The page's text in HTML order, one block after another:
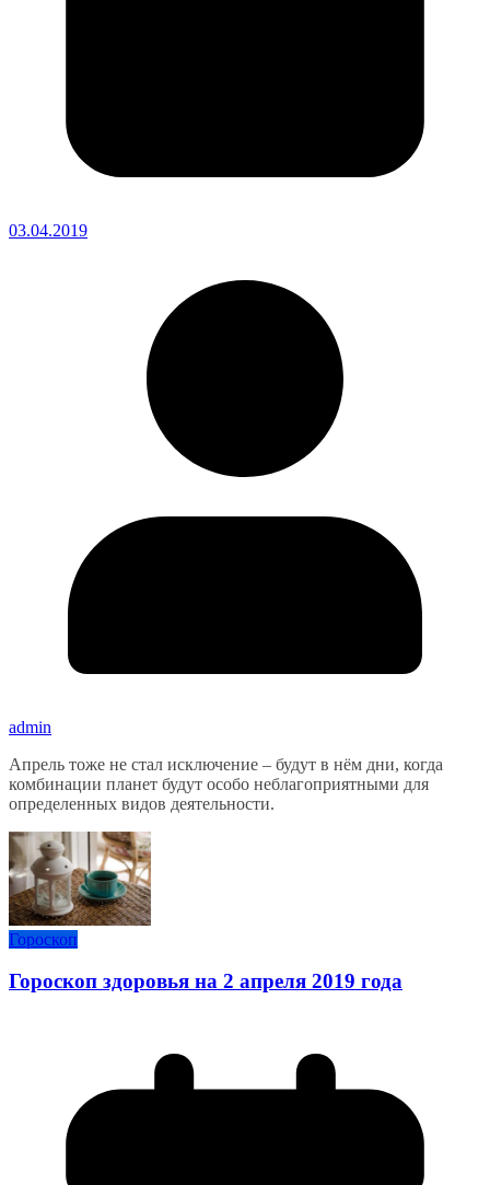
03.04.2019
admin
Апрель тоже не стал исключение – будут в нём дни, когда
комбинации планет будут особо неблагоприятными для
определенных видов деятельности.
Гороскоп
Гороскоп здоровья на 2 апреля 2019 года